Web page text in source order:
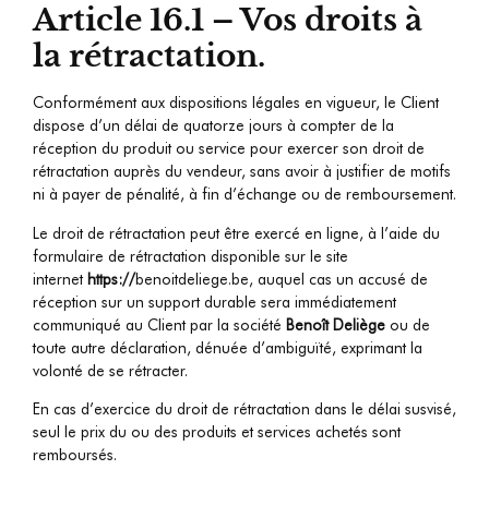
Article 16.1 – Vos droits à
la rétractation.
Conformément aux dispositions légales en vigueur, le Client
dispose d’un délai de quatorze jours à compter de la
réception du produit ou service pour exercer son droit de
rétractation auprès du vendeur, sans avoir à justifier de motifs
ni à payer de pénalité, à fin d’échange ou de remboursement.
Le droit de rétractation peut être exercé en ligne, à l’aide du
formulaire de rétractation disponible sur le site
internet https://benoitdeliege.be, auquel cas un accusé de
réception sur un support durable sera immédiatement
communiqué au Client par la société Benoît Deliège ou de
toute autre déclaration, dénuée d’ambiguïté, exprimant la
volonté de se rétracter.
En cas d’exercice du droit de rétractation dans le délai susvisé,
seul le prix du ou des produits et services achetés sont
remboursés.